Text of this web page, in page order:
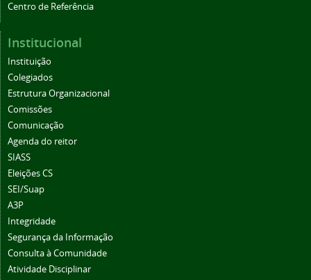
Centro de Referência
Institucional
Instituição
Colegiados
Estrutura Organizacional
Comissões
Comunicação
Agenda do reitor
SIASS
Eleições CS
SEI/Suap
A3P
Integridade
Segurança da Informação
Consulta à Comunidade
Atividade Disciplinar